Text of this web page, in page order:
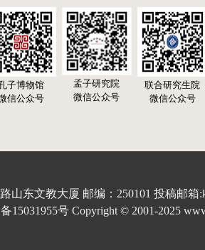
子博物馆
信公众号
孟子研究院
微信公众号
联合研究生院
微信公众号
山东文教大厦 邮编：250101 投稿邮箱
15031955号 Copyright © 2001-2025